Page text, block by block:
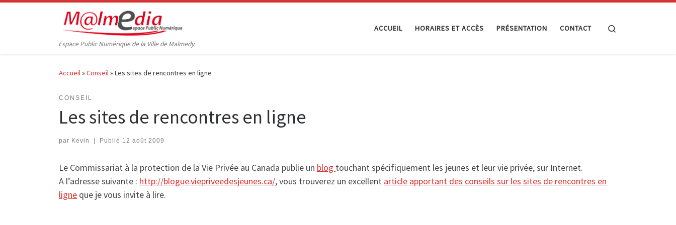
Passer au contenu
Espace Public Numérique de la Ville de Malmedy
ACCUEIL HORAIRES ET ACCÈS PRÉSENTATION CONTACT
Accueil »Conseil »Les sites de rencontres en ligne
CONSEIL
Les sites de rencontres en ligne
par Kevin Publié 12 août 2009
Le Commissariat à la protection de la Vie Privée au Canada publie un blog touchant spécifiquement les jeunes et leur vie privée, sur Internet.
A l’adresse suivante : http://blogue.viepriveedesjeunes.ca/, vous trouverez un excellent article apportant des conseils sur les sites de rencontres en
ligne que je vous invite à lire.